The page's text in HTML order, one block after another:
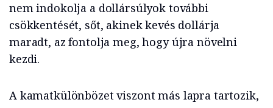
nem indokolja a dollársúlyok további
csökkentését, sőt, akinek kevés dollárja
maradt, az fontolja meg, hogy újra növelni
kezdi.
A kamatkülönbözet viszont más lapra tartozik,